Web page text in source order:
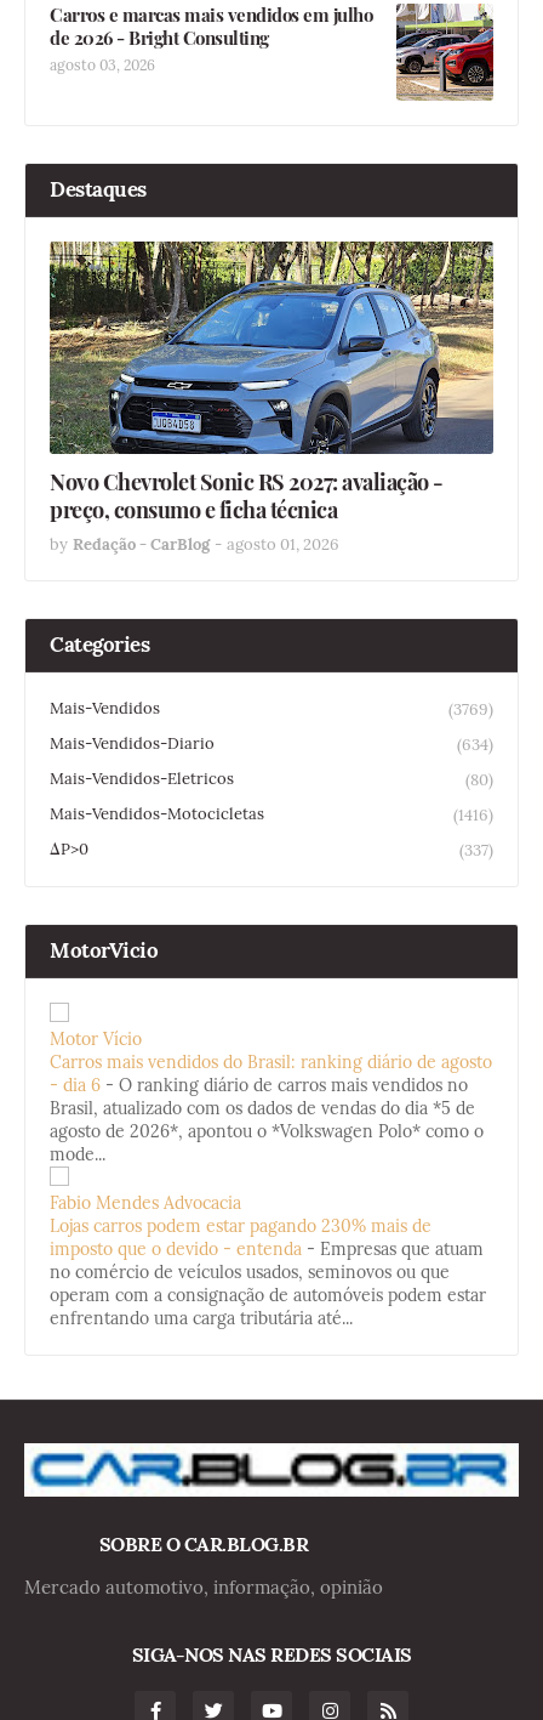
Carros e marcas mais vendidos em julho
de 2026 - Bright Consulting
agosto 03, 2026
Destaques
Novo Chevrolet Sonic RS 2027: avaliação -
preço, consumo e ficha técnica
by Redação - CarBlog - agosto 01, 2026
Categories
Mais-Vendidos
(3769)
Mais-Vendidos-Diario
(634)
Mais-Vendidos-Eletricos
(80)
Mais-Vendidos-Motocicletas
(1416)
ΔP>0
(337)
MotorVicio
Motor Vício
Carros mais vendidos do Brasil: ranking diário de agosto
- dia 6 - O ranking diário de carros mais vendidos no
Brasil, atualizado com os dados de vendas do dia *5 de
agosto de 2026*, apontou o *Volkswagen Polo* como o
mode...
Fabio Mendes Advocacia
Lojas carros podem estar pagando 230% mais de
imposto que o devido - entenda - Empresas que atuam
no comércio de veículos usados, seminovos ou que
operam com a consignação de automóveis podem estar
enfrentando uma carga tributária até...
SOBRE O CAR.BLOG.BR
Mercado automotivo, informação, opinião
SIGA-NOS NAS REDES SOCIAIS